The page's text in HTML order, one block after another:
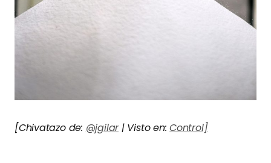
[Chivatazo de: @jgilar| Visto en:Control]